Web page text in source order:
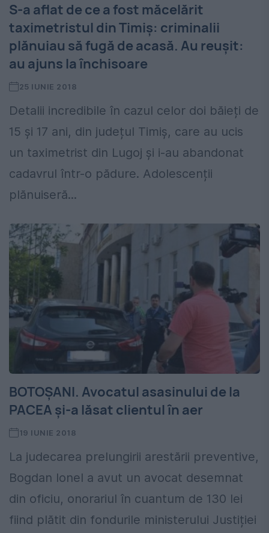
S-a aflat de ce a fost măcelărit
taximetristul din Timiș: criminalii
plănuiau să fugă de acasă. Au reușit:
au ajuns la închisoare
25 IUNIE 2018
Detalii incredibile în cazul celor doi băieți de
15 și 17 ani, din județul Timiș, care au ucis
un taximetrist din Lugoj și i-au abandonat
cadavrul într-o pădure. Adolescenții
plănuiseră...
BOTOŞANI. Avocatul asasinului de la
PACEA şi-a lăsat clientul în aer
19 IUNIE 2018
La judecarea prelungirii arestării preventive,
Bogdan Ionel a avut un avocat desemnat
din oficiu, onorariul în cuantum de 130 lei
fiind plătit din fondurile ministerului Justiției